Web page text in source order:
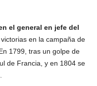
el general en jefe del
en la campaña de
1799, tras un golpe de
de Francia, y en 1804 se